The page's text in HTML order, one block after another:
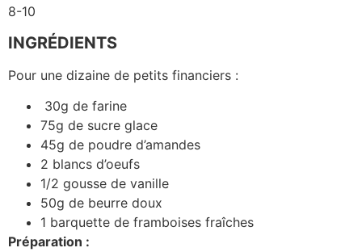
8-10
INGRÉDIENTS
Pour une dizaine de petits financiers :
30g de farine
75g de sucre glace
45g de poudre d’amandes
2 blancs d’oeufs
1/2 gousse de vanille
50g de beurre doux
1 barquette de framboises fraîches
Préparation :